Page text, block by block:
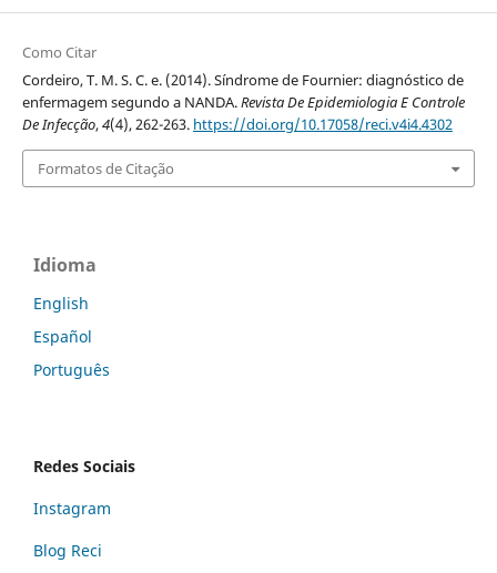
Como Citar
Cordeiro, T. M. S. C. e. (2014). Síndrome de Fournier: diagnóstico de
enfermagem segundo a NANDA.Revista De Epidemiologia E Controle
De Infecção,4(4), 262-263. https://doi.org/10.17058/reci.v4i4.4302
Formatos de Citação
Idioma
English
Español
Português
Redes Sociais
Instagram
Blog Reci